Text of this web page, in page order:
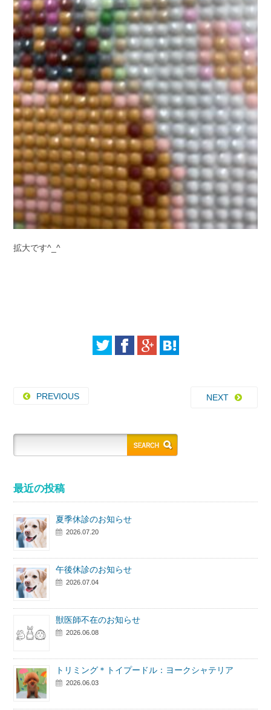
拡大です^_^
PREVIOUS NEXT
最近の投稿
夏季休診のお知らせ
2026.07.20
午後休診のお知らせ
2026.07.04
獣医師不在のお知らせ
2026.06.08
トリミング＊トイプードル：ヨークシャテリア
2026.06.03